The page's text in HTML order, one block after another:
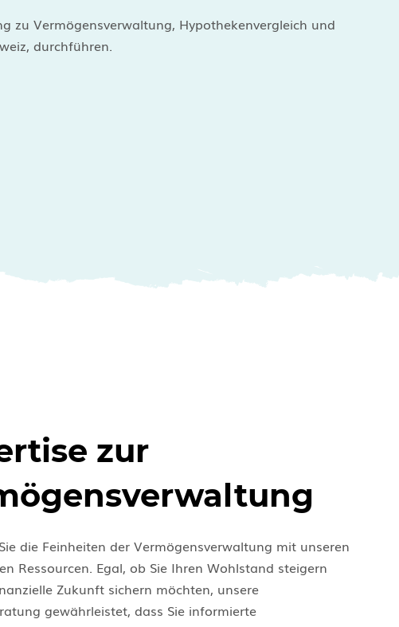
zu Vermögensverwaltung, Hypothekenvergleich und
durchführen.
zur
die Feinheiten der Vermögensverwaltung mit unseren
Ressourcen. Egal, ob Sie Ihren Wohlstand steigern
Zukunft sichern möchten, unsere
gewährleistet, dass Sie informierte